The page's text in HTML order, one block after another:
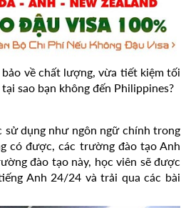
về chất lượng, vừa tiết kiệm tối
sao bạn không đến Philippines?
dụng như ngôn ngữ chính trong
có được, các trường đào tạo Anh
đào tạo này, học viên sẽ được
Anh 24/24 và trải qua các bài